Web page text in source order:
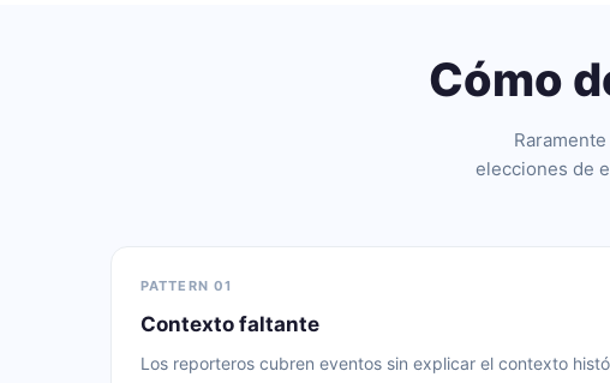
Cómo
elecciones de
PATTERN 01
Contexto faltante
Los reporteros cubren eventos sin explicar el contexto